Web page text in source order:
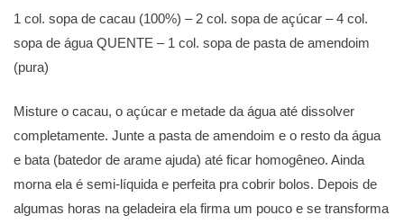
1 col. sopa de cacau (100%) – 2 col. sopa de açúcar – 4 col.
sopa de água QUENTE – 1 col. sopa de pasta de amendoim
(pura)
Misture o cacau, o açúcar e metade da água até dissolver
completamente. Junte a pasta de amendoim e o resto da água
e bata (batedor de arame ajuda) até ficar homogêneo. Ainda
morna ela é semi-líquida e perfeita pra cobrir bolos. Depois de
algumas horas na geladeira ela firma um pouco e se transforma